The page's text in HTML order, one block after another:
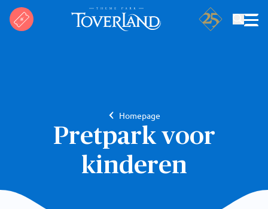
Homepage
Pretpark voor
kinderen